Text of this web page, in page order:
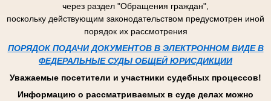
через раздел "Обращения граждан",
поскольку действующим законодательством предусмотрен иной
порядок их рассмотрения
ПОРЯДОК ПОДАЧИ ДОКУМЕНТОВ В ЭЛЕКТРОННОМ ВИДЕ В
ФЕДЕРАЛЬНЫЕ СУДЫ ОБЩЕЙ ЮРИСДИКЦИИ
Уважаемые посетители и участники судебных процессов!
Информацию о рассматриваемых в суде делах можно